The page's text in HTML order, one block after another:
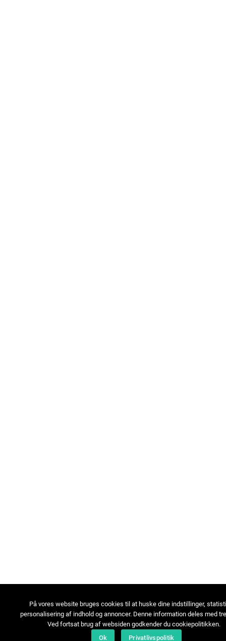
På vores website bruges cookies til at huske dine indstillinger,
personalisering af indhold og annoncer. Denne information deles med
Ved fortsat brug af websiden godkender du cookiepolitikken.
Ok
Privatlivspolitik